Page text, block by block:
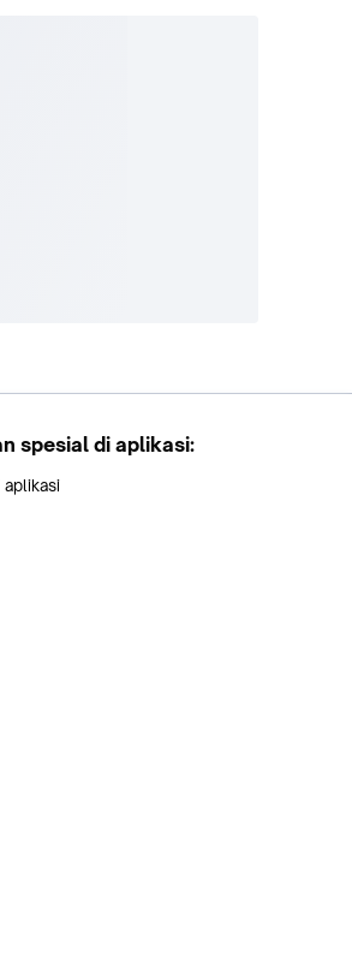
spesial di aplikasi:
aplikasi